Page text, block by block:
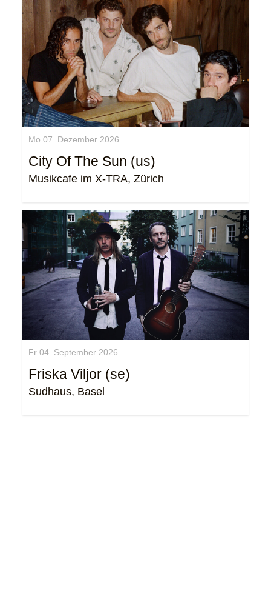
Mo 07. Dezember 2026
City Of The Sun (us)
Musikcafe im X-TRA, Zürich
Fr 04. September 2026
Friska Viljor (se)
Sudhaus, Basel